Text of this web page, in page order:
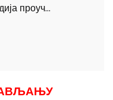
проуч...